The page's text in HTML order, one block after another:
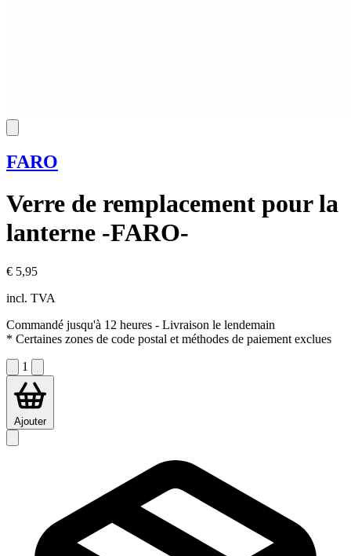
FARO
Verre de remplacement pour la
lanterne -FARO-
€ 5,95
incl. TVA
Commandé jusqu'à 12 heures - Livraison le lendemain
* Certaines zones de code postal et méthodes de paiement exclues
1
Ajouter